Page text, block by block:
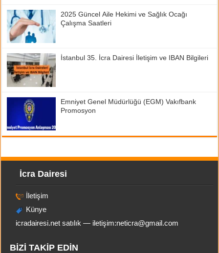
2025 Güncel Aile Hekimi ve Sağlık Ocağı
Çalışma Saatleri
İstanbul 35. İcra Dairesi İletişim ve IBAN Bilgileri
Emniyet Genel Müdürlüğü (EGM) Vakıfbank
Promosyon
İcra Dairesi
İletişim
Künye
icradairesi.net satılık — iletişim:neticra@gmail.com
BİZİ TAKİP EDİN